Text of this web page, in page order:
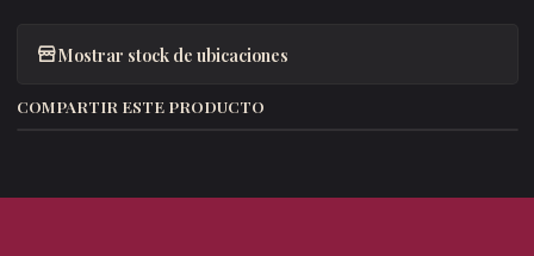
Mostrar stock de ubicaciones
COMPARTIR ESTE PRODUCTO